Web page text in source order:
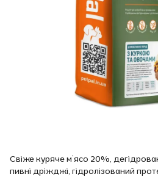
Свіже куряче м’ясо 20%,
пивні дріжджі, гідролізований